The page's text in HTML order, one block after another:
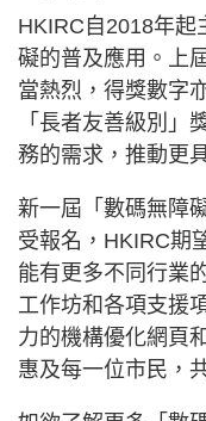
HKIRC自2018年起
礙的普及應用。上
當熱烈，得獎數字
「長者友善級別」
務的需求，推動更
新一屆「數碼無障
受報名，HKIRC期
能有更多不同行業
工作坊和各項支援
力的機構優化網頁
惠及每一位市民，